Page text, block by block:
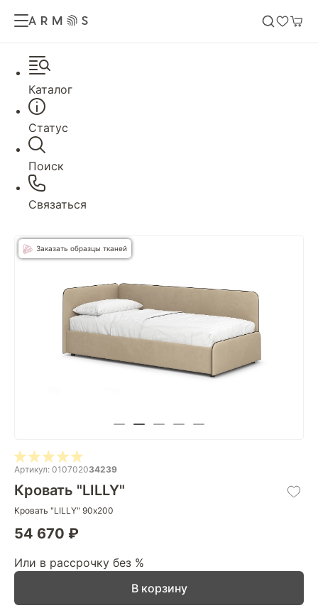
Каталог
Статус
Поиск
Связаться
Заказать образцы тканей
Артикул: 010702034239
Кровать "LILLY"
Кровать "LILLY" 90х200
54 670 ₽
Или в рассрочку без %
В корзину